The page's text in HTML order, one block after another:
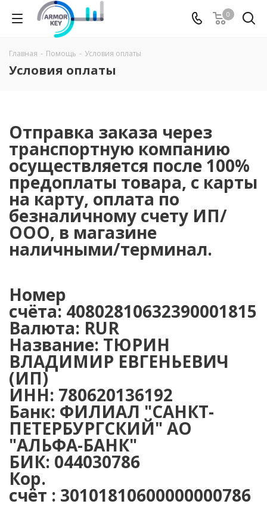
0
Главная - Помощь - Условия оплаты
Условия оплаты
Отправка заказа через
транспортную компанию
осуществляется после 100%
предоплаты товара, с карты
на карту, оплата по
безналичному счету ИП/
ООО, в магазине
наличными/терминал.
Номер
счёта: 40802810632390001815
Валюта: RUR
Название: ТЮРИН
ВЛАДИМИР ЕВГЕНЬЕВИЧ
(ИП)
ИНН: 780620136192
Банк: ФИЛИАЛ "САНКТ-
ПЕТЕРБУРГСКИЙ" АО
"АЛЬФА-БАНК"
БИК: 044030786
Кор.
счёт : 30101810600000000786